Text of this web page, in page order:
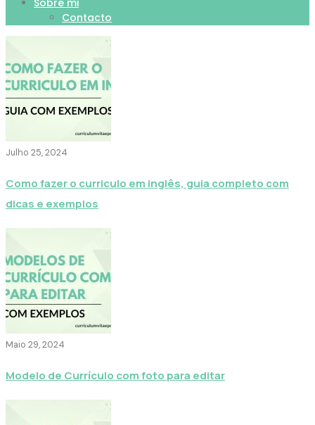
Sobre mi
Contacto
Julho 25, 2024
Como fazer o curriculo em inglês, guia completo com
dicas e exemplos
Maio 29, 2024
Modelo de Currículo com foto para editar